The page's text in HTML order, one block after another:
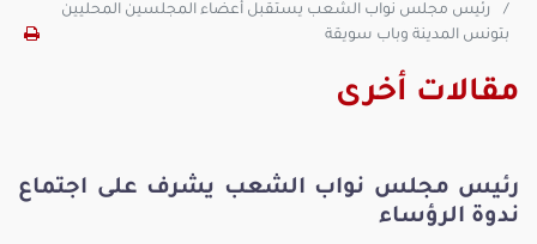
رئيس مجلس نواب الشعب يستقبل أعضاء المجلسين المحليين
بتونس المدينة وباب سويقة
مقالات أخرى
رئيس مجلس نواب الشعب يشرف على اجتماع
ندوة الرؤساء